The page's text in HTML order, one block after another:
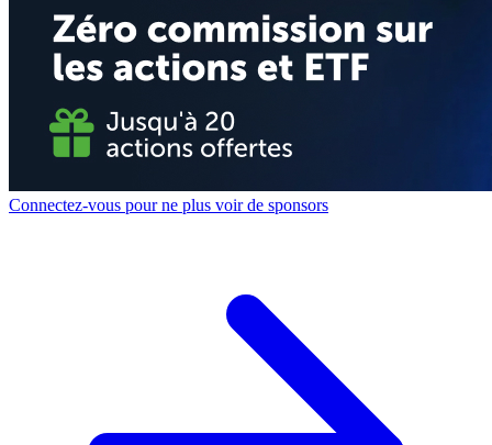
Connectez-vous pour ne plus voir de sponsors